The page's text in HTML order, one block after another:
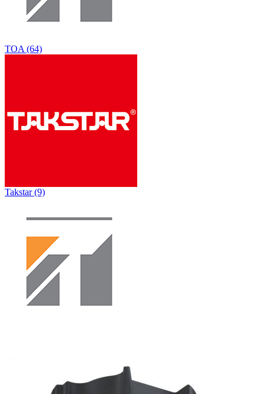
TOA (64)
Takstar (9)